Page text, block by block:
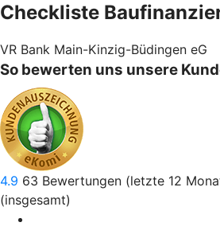
Checkliste
VR Bank Main-Kinzig-Büdingen eG
So bewerten uns unsere
4.9 63 Bewertungen (letzte 12
(insgesamt)